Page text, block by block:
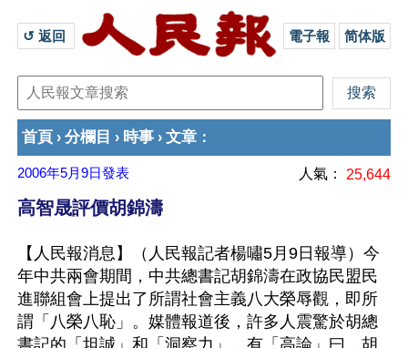
↺ 返回 電子報 简体版
首頁 › 分欄目 › 時事 › 文章 ：
2006年5月9日發表 人氣： 25,644
高智晟評價胡錦濤
【人民報消息】（人民報記者楊嘯5月9日報導）今
年中共兩會期間，中共總書記胡錦濤在政協民盟民
進聯組會上提出了所謂社會主義八大榮辱觀，即所
謂「八榮八恥」。媒體報道後，許多人震驚於胡總
書記的「坦誠」和「洞察力」，有「高論」曰，胡